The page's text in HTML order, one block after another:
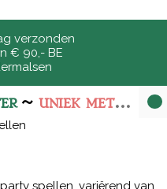
~ UNIEK MET
verzonden
€ 90,- BE
spellen, variërend van